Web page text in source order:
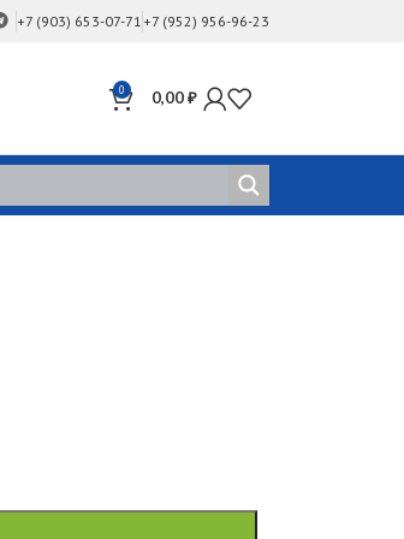
+7 (903) 653-07-71 +7 (952) 956-96-23
0 0,00₽